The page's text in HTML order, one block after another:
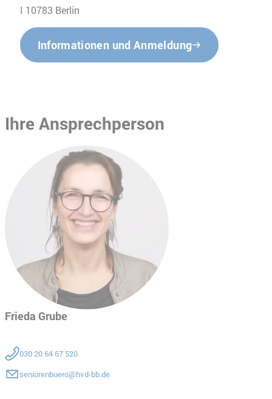
I 10783 Berlin
Informationen und Anmeldung
Ihre Ansprechperson
Frieda Grube
030 20 64 67 520
seniorenbuero@hvd-bb.de